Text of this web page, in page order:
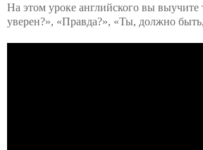
На этом уроке английского вы
уверен?», «Правда?», «Ты, должно